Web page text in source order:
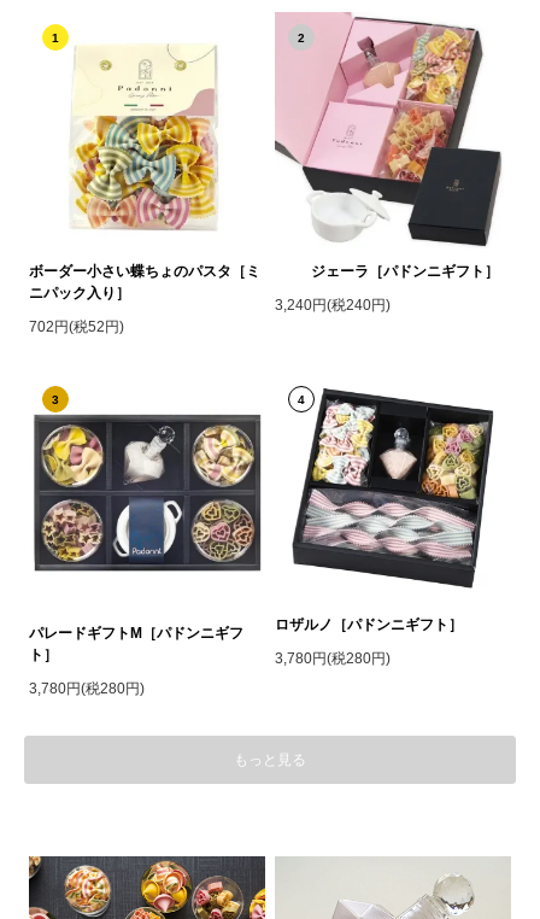
1
ボーダー小さい蝶ちょのパスタ［ミ
ニパック入り］
702円(税52円)
2
ジェーラ［パドンニギフト］
3,240円(税240円)
3
パレードギフトM［パドンニギフ
ト］
3,780円(税280円)
4
ロザルノ［パドンニギフト］
3,780円(税280円)
もっと見る